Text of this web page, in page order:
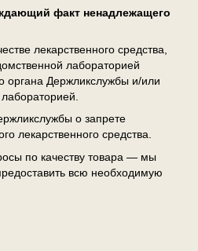
факт ненадлежащего
лекарственного средства,
лабораторией
органа Держликслужбы и/или
о запрете
лекарственного средства.
по качеству товара — мы
всю необходимую